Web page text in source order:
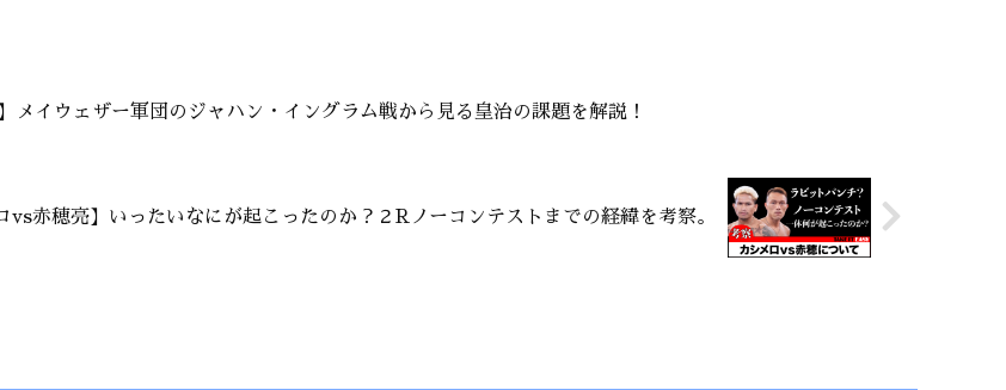
メイウェザー軍団のジャハン・イングラム戦から見る皇治の課題を解説！
vs赤穂亮】いったいなにが起こったのか？２Rノーコンテストまでの経緯を考察。